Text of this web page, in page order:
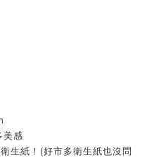
美感
生紙！(好市多衛生紙也沒問